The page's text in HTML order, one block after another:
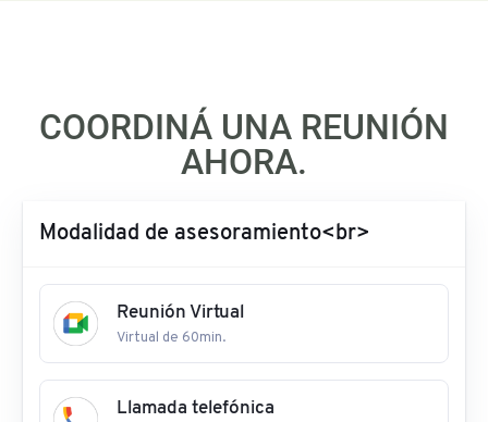
COORDINÁ UNA REUNIÓN
AHORA.
Modalidad de asesoramiento<br>
Reunión Virtual
Virtual de 60min.
Llamada telefónica